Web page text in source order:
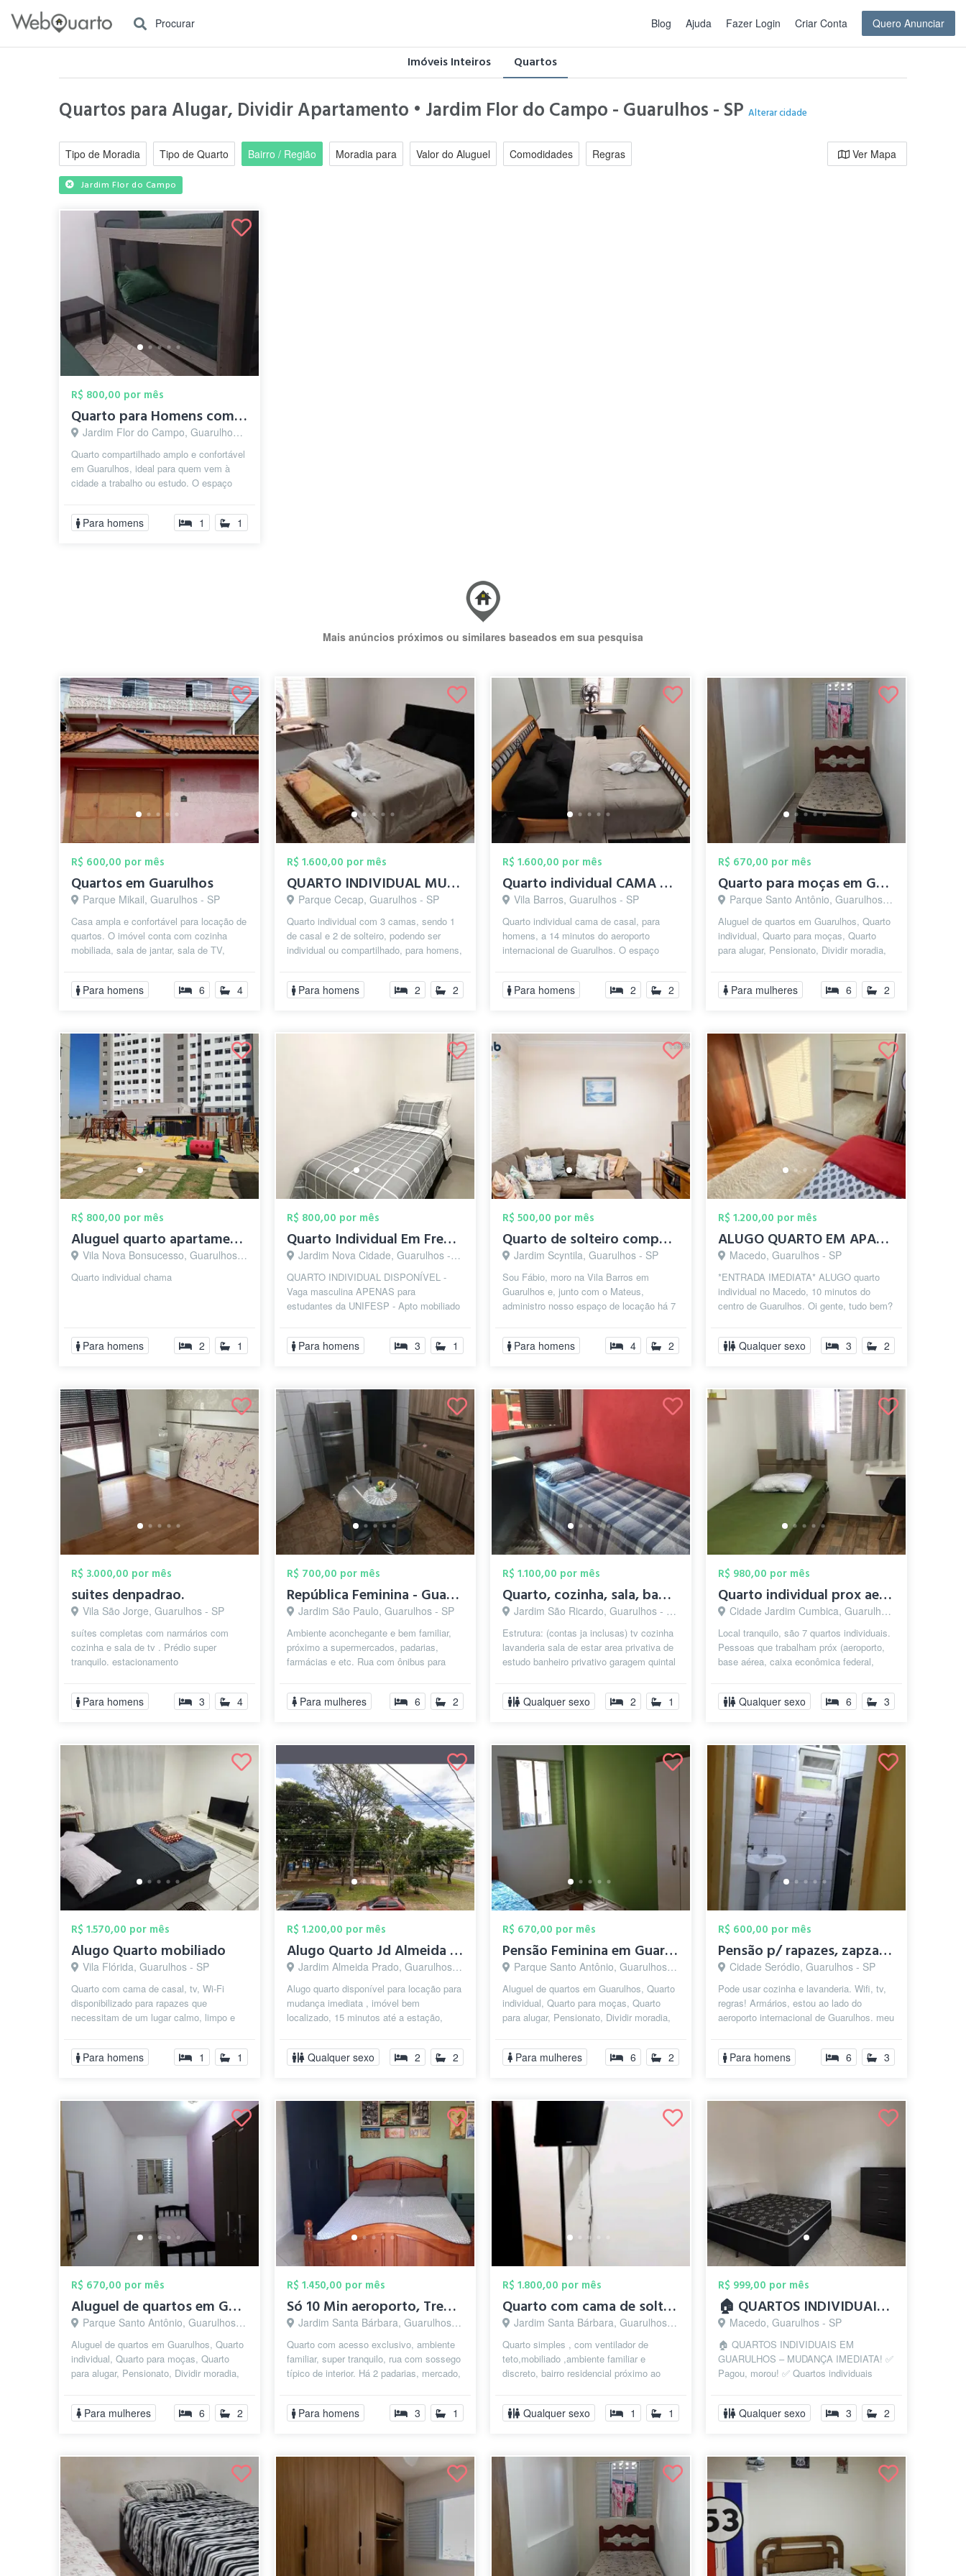
Procurar Blog Ajuda Fazer Login Criar Conta Quero Anunciar
Imóveis Inteiros Quartos
Quartos para Alugar, Dividir Apartamento • Jardim Flor do Campo - Guarulhos - SPAlterar cidade
Tipo de Moradia Tipo de Quarto Bairro / Região Moradia para Valor do Aluguel Comodidades Regras Ver Mapa
Jardim Flor do Campo
R$ 800,00 por mês
Quarto para Homens compartilhado com cam...
Jardim Flor do Campo, Guarulhos - SP
Quarto compartilhado amplo e confortável
em Guarulhos, ideal para quem vem à
cidade a trabalho ou estudo. O espaço
Para homens 1 1
Mais anúncios próximos ou similares baseados em sua pesquisa
R$ 600,00 por mês
Quartos em Guarulhos
Parque Mikail, Guarulhos - SP
Casa ampla e confortável para locação de
quartos. O imóvel conta com cozinha
mobiliada, sala de jantar, sala de TV,
Para homens 6 4
R$ 1.600,00 por mês
QUARTO INDIVIDUAL MUITO PERTO DO AEROPOR...
Parque Cecap, Guarulhos - SP
Quarto individual com 3 camas, sendo 1
de casal e 2 de solteiro, podendo ser
individual ou compartilhado, para homens,
Para homens 2 2
R$ 1.600,00 por mês
Quarto individual CAMA QUEEN SIZE muito ...
Vila Barros, Guarulhos - SP
Quarto individual cama de casal, para
homens, a 14 minutos do aeroporto
internacional de Guarulhos. O espaço
microondas,...
Para homens 2 2
R$ 670,00 por mês
Quarto para moças em Guarulhos - Pension...
Parque Santo Antônio, Guarulhos - SP
Aluguel de quartos em Guarulhos, Quarto
individual, Quarto para moças, Quarto
para alugar, Pensionato, Dividir moradia,
Para mulheres 6 2
R$ 800,00 por mês
Aluguel quarto apartamento
Vila Nova Bonsucesso, Guarulhos - SP
Quarto individual chama
Para homens 2 1
R$ 800,00 por mês
Quarto Individual Em Frente a UNIFESP - ...
Jardim Nova Cidade, Guarulhos - SP
QUARTO INDIVIDUAL DISPONÍVEL -
Vaga masculina APENAS para
estudantes da UNIFESP - Apto mobiliado
banheiro e 3 quart...
Para homens 3 1
R$ 500,00 por mês
Quarto de solteiro compartilhado, soment...
Jardim Scyntila, Guarulhos - SP
Sou Fábio, moro na Vila Barros em
Guarulhos e, junto com o Mateus,
administro nosso espaço de locação há 7
empres...
Para homens 4 2
R$ 1.200,00 por mês
ALUGO QUARTO EM APARTAMENTO PROX CENTRO ...
Macedo, Guarulhos - SP
*ENTRADA IMEDIATA* ALUGO quarto
individual no Macedo, 10 minutos do
centro de Guarulhos. Oi gente, tudo bem?
quartos...
Qualquer sexo 3 2
R$ 3.000,00 por mês
suites denpadrao.
Vila São Jorge, Guarulhos - SP
suítes completas com narmários com
cozinha e sala de tv . Prédio super
tranquilo. estacionamento
Para homens 3 4
R$ 700,00 por mês
República Feminina - Guarulhos/SP (prox....
Jardim São Paulo, Guarulhos - SP
Ambiente aconchegante e bem familiar,
próximo a supermercados, padarias,
farmácias e etc. Rua com ônibus para
Para mulheres 6 2
R$ 1.100,00 por mês
Quarto, cozinha, sala, banheiro privativ...
Jardim São Ricardo, Guarulhos - SP
Estrutura: (contas ja inclusas) tv cozinha
lavanderia sala de estar area privativa de
estudo banheiro privativo garagem quintal
Qualquer sexo 2 1
R$ 980,00 por mês
Quarto individual prox aeroporto/ base ...
Cidade Jardim Cumbica, Guarulhos - SP
Local tranquilo, são 7 quartos individuais.
Pessoas que trabalham próx (aeroporto,
base aérea, caixa econômica federal,
Qualquer sexo 6 3
R$ 1.570,00 por mês
Alugo Quarto mobiliado
Vila Flórida, Guarulhos - SP
Quarto com cama de casal, tv, Wi-Fi
disponibilizado para rapazes que
necessitam de um lugar calmo, limpo e
apenas um...
Para homens 1 1
R$ 1.200,00 por mês
Alugo Quarto Jd Almeida Prado Proximo ao...
Jardim Almeida Prado, Guarulhos - SP
Alugo quarto disponível para locação para
mudança imediata , imóvel bem
localizado, 15 minutos até a estação,
Qualquer sexo 2 2
R$ 670,00 por mês
Pensão Feminina em Guarulhos
Parque Santo Antônio, Guarulhos - SP
Aluguel de quartos em Guarulhos, Quarto
individual, Quarto para moças, Quarto
para alugar, Pensionato, Dividir moradia,
Para mulheres 6 2
R$ 600,00 por mês
Pensão p/ rapazes, zapzap no final
Cidade Seródio, Guarulhos - SP
Pode usar cozinha e lavanderia. Wifi, tv,
regras! Armários, estou ao lado do
aeroporto internacional de Guarulhos. meu
Para homens 6 3
R$ 670,00 por mês
Aluguel de quartos em Guarulhos (Feminin...
Parque Santo Antônio, Guarulhos - SP
Aluguel de quartos em Guarulhos, Quarto
individual, Quarto para moças, Quarto
para alugar, Pensionato, Dividir moradia,
Para mulheres 6 2
R$ 1.450,00 por mês
Só 10 Min aeroporto, Trem/Metrô, Sesc, C...
Jardim Santa Bárbara, Guarulhos - SP
Quarto com acesso exclusivo, ambiente
familiar, super tranquilo, rua com sossego
típico de interior. Há 2 padarias, mercado,
Para homens 3 1
R$ 1.800,00 por mês
Quarto com cama de solteiro
Jardim Santa Bárbara, Guarulhos - SP
Quarto simples , com ventilador de
teto,mobiliado ,ambiente familiar e
discreto, bairro residencial próximo ao
Guarulh...
Qualquer sexo 1 1
R$ 999,00 por mês
🏠 QUARTOS INDIVIDUAIS EM GUARULHOS – MU...
Macedo, Guarulhos - SP
🏠 QUARTOS INDIVIDUAIS EM
GUARULHOS – MUDANÇA IMEDIATA! ✅
Pagou, morou! ✅ Quartos individuais
com fogão e gelade...
Qualquer sexo 3 2